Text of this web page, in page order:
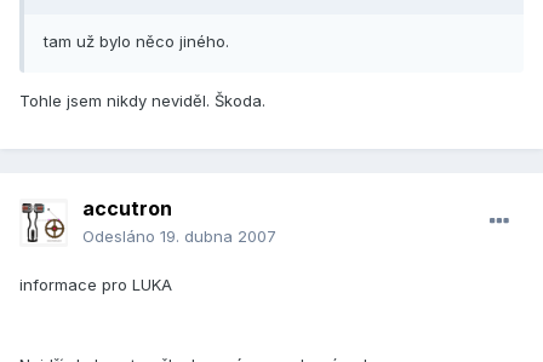
tam už bylo něco jiného.
Tohle jsem nikdy neviděl. Škoda.
accutron
Odesláno 19. dubna 2007
informace pro LUKA